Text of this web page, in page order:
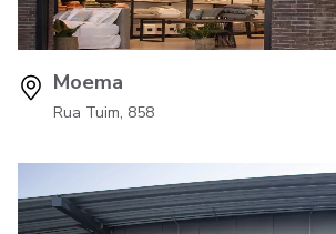
Moema
Rua Tuim, 858